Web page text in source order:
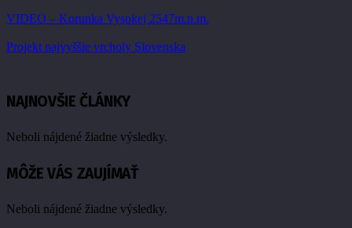
VIDEO – Korunka Vysokej 2547m.n.m.
Projekt najvyššie vrcholy Slovenska
NAJNOVŠIE ČLÁNKY
Neboli nájdené žiadne výsledky.
MÔŽE VÁS ZAUJÍMAŤ
Neboli nájdené žiadne výsledky.